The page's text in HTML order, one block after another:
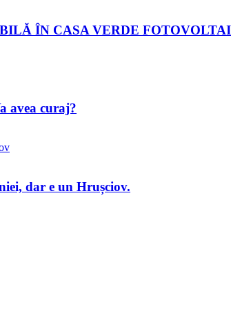
ÎN CASA VERDE
avea curaj?
dar e un Hrușciov.